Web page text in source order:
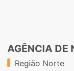
AGÊNCIA DE
Região Norte